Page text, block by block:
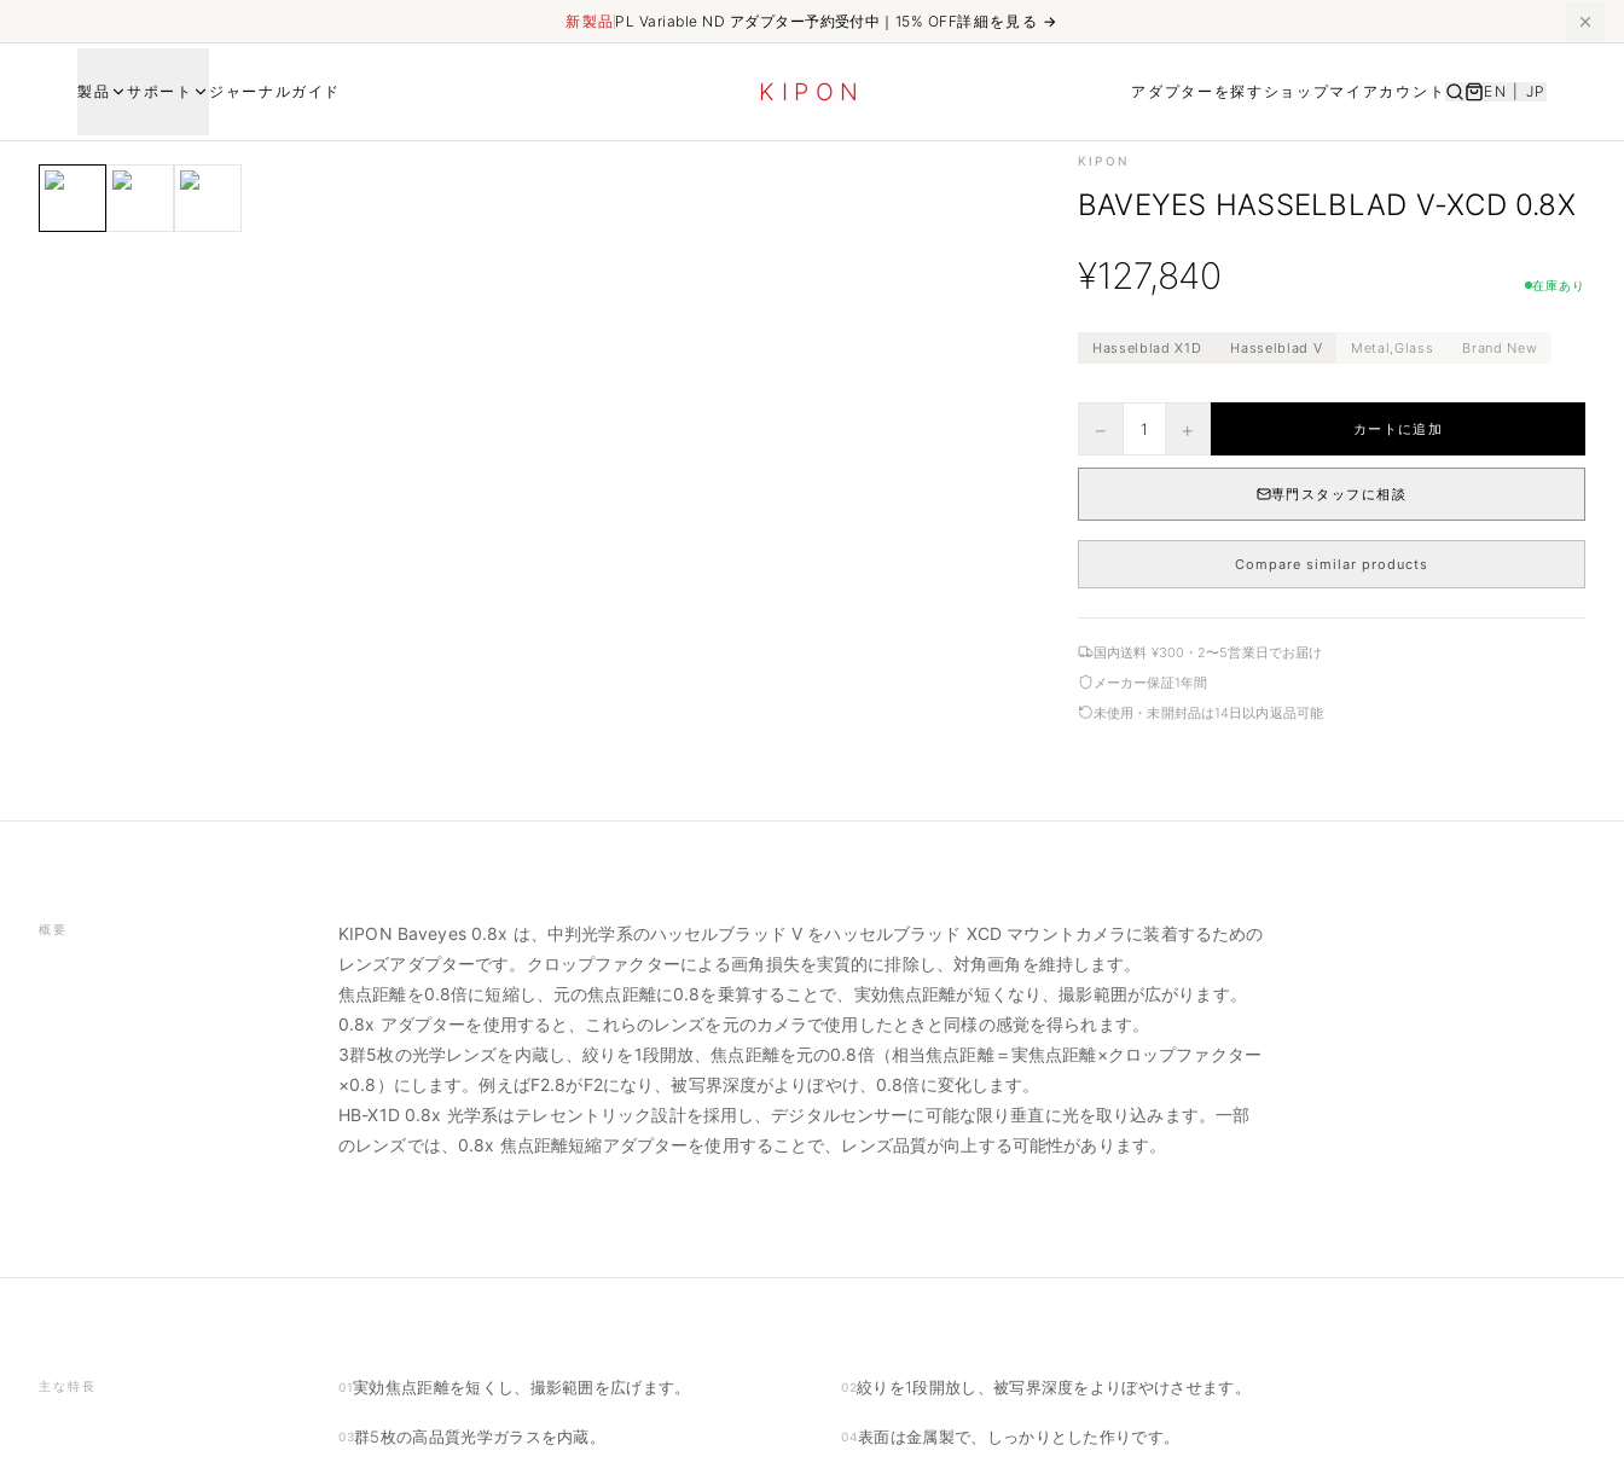
新製品PL Variable ND アダプター予約受付中｜15% OFF詳細を見る →
製品 サポート ジャーナルガイド K I P O N アダプターを探す ショップマイアカウント EN JP
HOME SHOP 0.8X FOCAL REDUCER MF-GFX/XDWITH 44/33MM SENSOR Baveyes HASSELBLAD V-XCD 0.8x
KIPON
BAVEYES HASSELBLAD V-XCD 0.8X
¥127,840 在庫あり
Hasselblad X1D Hasselblad V Metal,Glass Brand New
− 1 + カートに追加
専門スタッフに相談
Compare similar products
国内送料 ¥300・2〜5営業日でお届け
メーカー保証1年間
未使用・未開封品は14日以内返品可能
概要
KIPON Baveyes 0.8x は、中判光学系のハッセルブラッド V をハッセルブラッド XCD マウントカメラに装着するための
レンズアダプターです。クロップファクターによる画角損失を実質的に排除し、対角画角を維持します。
焦点距離を0.8倍に短縮し、元の焦点距離に0.8を乗算することで、実効焦点距離が短くなり、撮影範囲が広がります。
0.8x アダプターを使用すると、これらのレンズを元のカメラで使用したときと同様の感覚を得られます。
3群5枚の光学レンズを内蔵し、絞りを1段開放、焦点距離を元の0.8倍（相当焦点距離＝実焦点距離×クロップファクター
×0.8）にします。例えばF2.8がF2になり、被写界深度がよりぼやけ、0.8倍に変化します。
HB-X1D 0.8x 光学系はテレセントリック設計を採用し、デジタルセンサーに可能な限り垂直に光を取り込みます。一部
のレンズでは、0.8x 焦点距離短縮アダプターを使用することで、レンズ品質が向上する可能性があります。
主な特長 01実効焦点距離を短くし、撮影範囲を広げます。 02絞りを1段開放し、被写界深度をよりぼやけさせます。
03群5枚の高品質光学ガラスを内蔵。 04表面は金属製で、しっかりとした作りです。